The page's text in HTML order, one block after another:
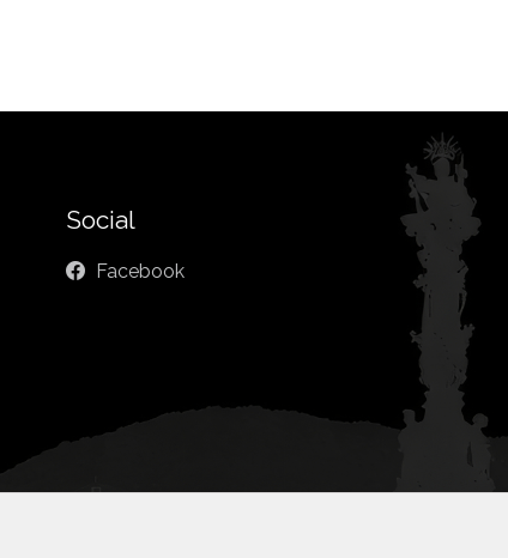
Social
Facebook